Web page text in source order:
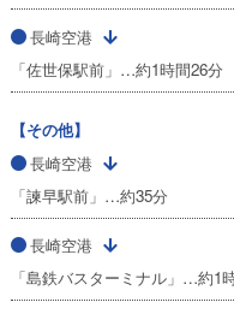
長崎空港
「佐世保駅前」…約1時間26分
【その他】
長崎空港
「諫早駅前」…約35分
長崎空港
「島鉄バスターミナル」…約1